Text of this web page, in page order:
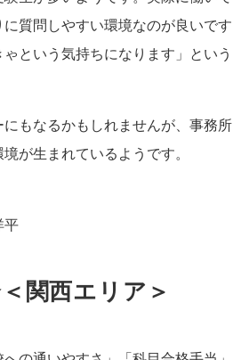
質問しやすい環境なのが良いです
という気持ちになります」という
もなるかもしれませんが、事務所
が生まれているようです。
平
関西エリア＞